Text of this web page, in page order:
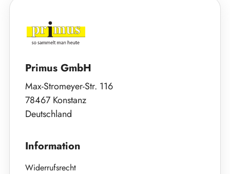
Primus GmbH
Max-Stromeyer-Str. 116
78467 Konstanz
Deutschland
Information
Widerrufsrecht